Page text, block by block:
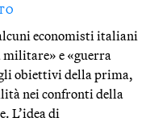
economisti italiani
militare» e «guerra
obiettivi della prima,
nei confronti della
L’idea di